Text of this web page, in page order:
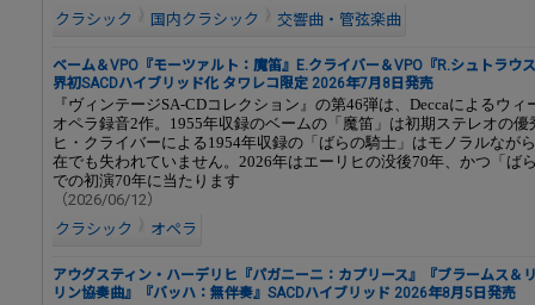
クラシック
国内クラシック 交響曲・管弦楽曲
ベーム＆VPO『モーツァルト：魔笛』E.クライバー＆VPO『R.シュトラウ
界初SACDハイブリッド化 タワレコ限定 2026年7月8日発売
『ヴィンテージSA-CDコレクション』の第46弾は、Deccaによるウ
オペラ録音2作。1955年収録のベームの「魔笛」は初期ステレオの優
ヒ・クライバーによる1954年収録の「ばらの騎士」はモノラルなが
在でも失われていません。2026年はエーリヒの没後70年、かつ「ば
での初演70年に当たります
（2026/06/12）
クラシック
オペラ
アウグスティン・ハーデリヒ『パガニーニ：カプリース』『ブラームス＆
リン協奏曲』『バッハ：無伴奏』SACDハイブリッド 2026年8月5日発売